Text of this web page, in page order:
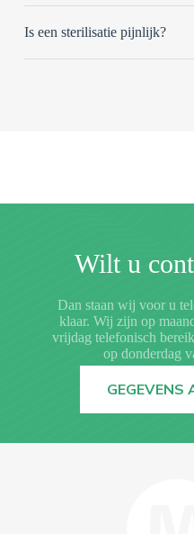
Is een sterilisatie pijnlijk?
Wilt u
Dan staan wij voor u
klaar. Wij zijn op
vrijdag telefonisch
op donderdag
BEL
GEGEVENS